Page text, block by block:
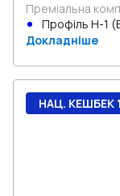
Преміальна
Профіль Н-1
Докладніше
НАЦ. КЕШБЕК